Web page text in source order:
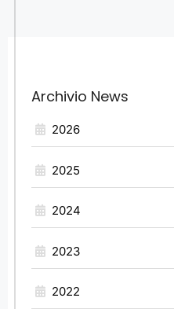
Archivio News
2026
2025
2024
2023
2022